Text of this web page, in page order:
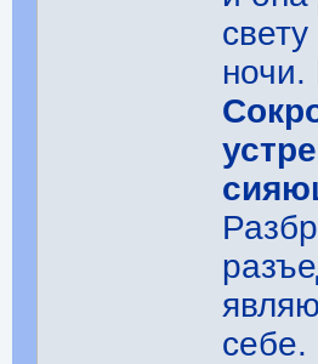
ночи.
себе.